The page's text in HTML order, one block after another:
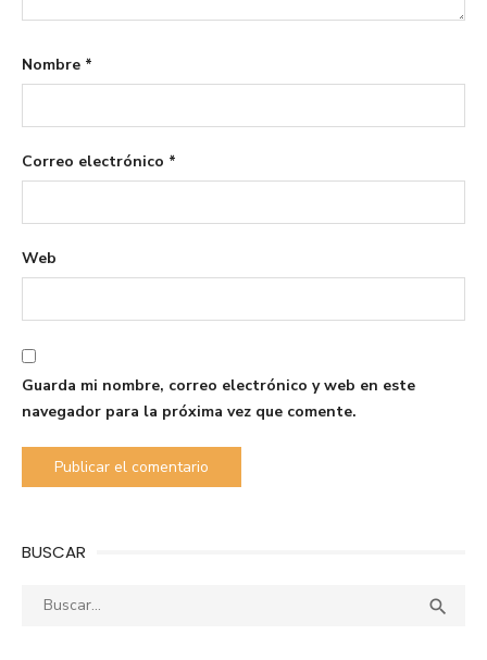
Nombre *
Correo electrónico *
Web
Guarda mi nombre, correo electrónico y web en este
navegador para la próxima vez que comente.
BUSCAR
Buscar: 